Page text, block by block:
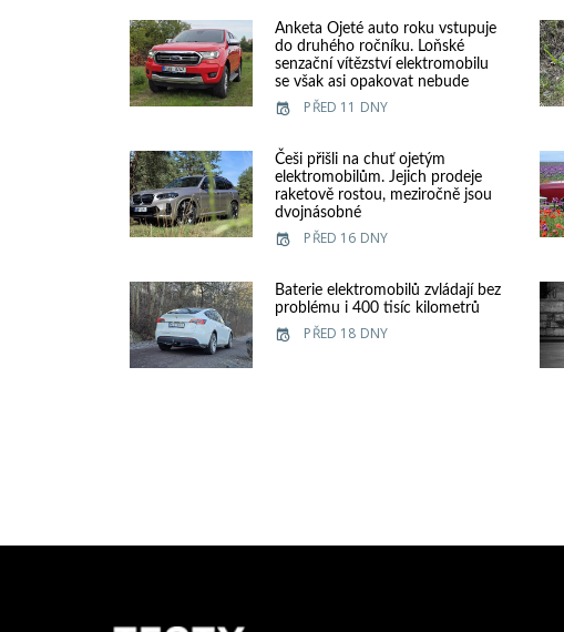
Anketa Ojeté auto roku vstupuje
do druhého ročníku. Loňské
senzační vítězství elektromobilu
se však asi opakovat nebude
PŘED 11 DNY
Češi přišli na chuť ojetým
elektromobilům. Jejich prodeje
raketově rostou, meziročně jsou
dvojnásobné
PŘED 16 DNY
Baterie elektromobilů zvládají bez
problému i 400 tisíc kilometrů
PŘED 18 DNY